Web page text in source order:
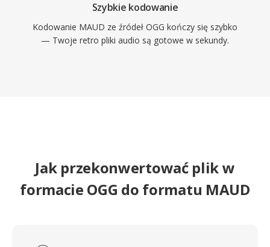
Szybkie kodowanie
Kodowanie MAUD ze źródeł OGG kończy się szybko
— Twoje retro pliki audio są gotowe w sekundy.
Jak przekonwertować plik w
formacie OGG do formatu MAUD